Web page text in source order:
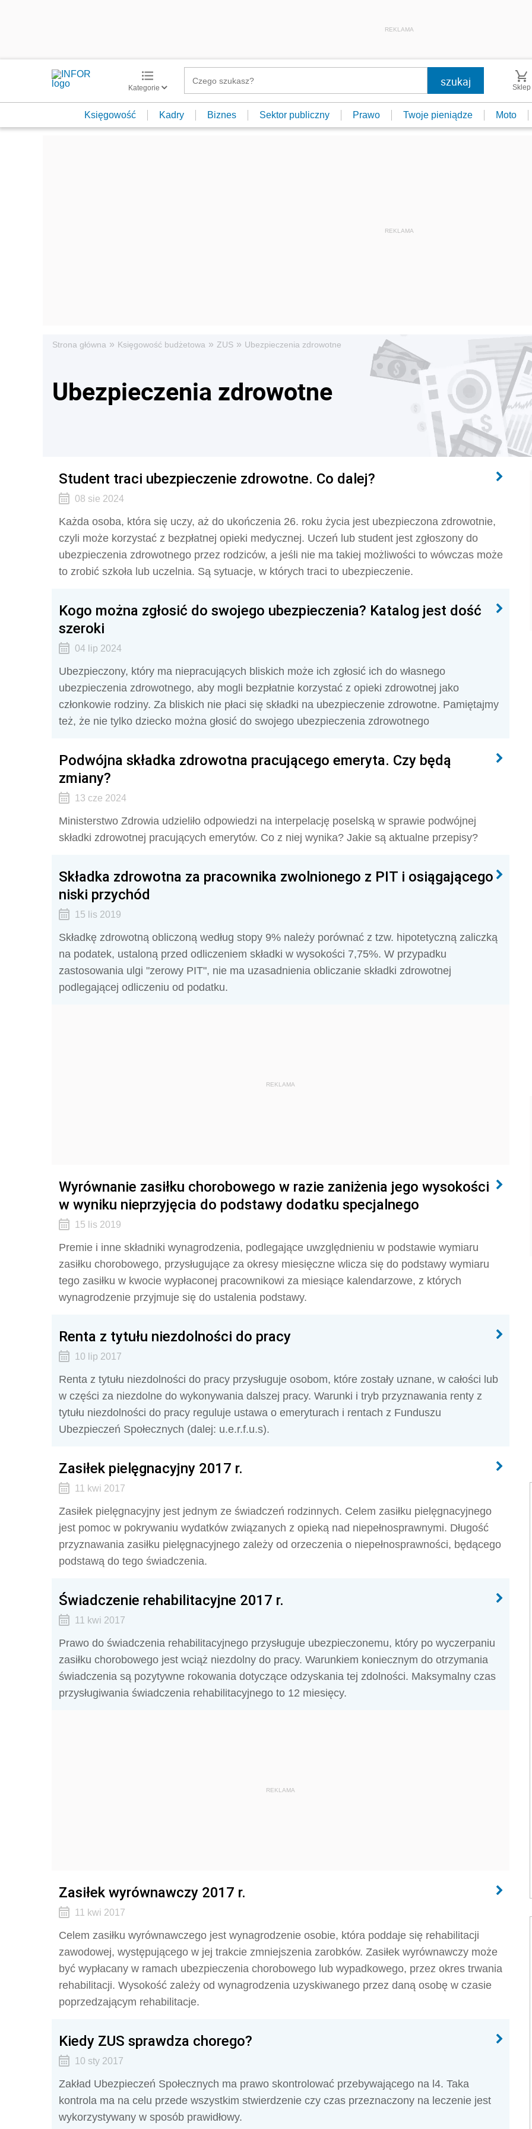
REKLAMA
Kategorie Sklep
Księgowość Kadry Biznes Sektor publiczny Prawo Twoje pieniądze Moto
Strona główna » Księgowość budżetowa » ZUS » Ubezpieczenia zdrowotne
Ubezpieczenia zdrowotne
Student traci ubezpieczenie zdrowotne. Co dalej?
08 sie 2024
Każda osoba, która się uczy, aż do ukończenia 26. roku życia jest ubezpieczona zdrowotnie,
czyli może korzystać z bezpłatnej opieki medycznej. Uczeń lub student jest zgłoszony do
ubezpieczenia zdrowotnego przez rodziców, a jeśli nie ma takiej możliwości to wówczas może
to zrobić szkoła lub uczelnia. Są sytuacje, w których traci to ubezpieczenie.
Kogo można zgłosić do swojego ubezpieczenia? Katalog jest dość
szeroki
04 lip 2024
Ubezpieczony, który ma niepracujących bliskich może ich zgłosić ich do własnego
ubezpieczenia zdrowotnego, aby mogli bezpłatnie korzystać z opieki zdrowotnej jako
członkowie rodziny. Za bliskich nie płaci się składki na ubezpieczenie zdrowotne. Pamiętajmy
też, że nie tylko dziecko można głosić do swojego ubezpieczenia zdrowotnego
Podwójna składka zdrowotna pracującego emeryta. Czy będą
zmiany?
13 cze 2024
Ministerstwo Zdrowia udzieliło odpowiedzi na interpelację poselską w sprawie podwójnej
składki zdrowotnej pracujących emerytów. Co z niej wynika? Jakie są aktualne przepisy?
Składka zdrowotna za pracownika zwolnionego z PIT i osiągającego
niski przychód
15 lis 2019
Składkę zdrowotną obliczoną według stopy 9% należy porównać z tzw. hipotetyczną zaliczką
na podatek, ustaloną przed odliczeniem składki w wysokości 7,75%. W przypadku
zastosowania ulgi "zerowy PIT", nie ma uzasadnienia obliczanie składki zdrowotnej
podlegającej odliczeniu od podatku.
REKLAMA
Wyrównanie zasiłku chorobowego w razie zaniżenia jego wysokości
w wyniku nieprzyjęcia do podstawy dodatku specjalnego
15 lis 2019
Premie i inne składniki wynagrodzenia, podlegające uwzględnieniu w podstawie wymiaru
zasiłku chorobowego, przysługujące za okresy miesięczne wlicza się do podstawy wymiaru
tego zasiłku w kwocie wypłaconej pracownikowi za miesiące kalendarzowe, z których
wynagrodzenie przyjmuje się do ustalenia podstawy.
Renta z tytułu niezdolności do pracy
10 lip 2017
Renta z tytułu niezdolności do pracy przysługuje osobom, które zostały uznane, w całości lub
w części za niezdolne do wykonywania dalszej pracy. Warunki i tryb przyznawania renty z
tytułu niezdolności do pracy reguluje ustawa o emeryturach i rentach z Funduszu
Ubezpieczeń Społecznych (dalej: u.e.r.f.u.s).
Zasiłek pielęgnacyjny 2017 r.
11 kwi 2017
Zasiłek pielęgnacyjny jest jednym ze świadczeń rodzinnych. Celem zasiłku pielęgnacyjnego
jest pomoc w pokrywaniu wydatków związanych z opieką nad niepełnosprawnymi. Długość
przyznawania zasiłku pielęgnacyjnego zależy od orzeczenia o niepełnosprawności, będącego
podstawą do tego świadczenia.
Świadczenie rehabilitacyjne 2017 r.
11 kwi 2017
Prawo do świadczenia rehabilitacyjnego przysługuje ubezpieczonemu, który po wyczerpaniu
zasiłku chorobowego jest wciąż niezdolny do pracy. Warunkiem koniecznym do otrzymania
świadczenia są pozytywne rokowania dotyczące odzyskania tej zdolności. Maksymalny czas
przysługiwania świadczenia rehabilitacyjnego to 12 miesięcy.
REKLAMA
Zasiłek wyrównawczy 2017 r.
11 kwi 2017
Celem zasiłku wyrównawczego jest wynagrodzenie osobie, która poddaje się rehabilitacji
zawodowej, występującego w jej trakcie zmniejszenia zarobków. Zasiłek wyrównawczy może
być wypłacany w ramach ubezpieczenia chorobowego lub wypadkowego, przez okres trwania
rehabilitacji. Wysokość zależy od wynagrodzenia uzyskiwanego przez daną osobę w czasie
poprzedzającym rehabilitacje.
Kiedy ZUS sprawdza chorego?
10 sty 2017
Zakład Ubezpieczeń Społecznych ma prawo skontrolować przebywającego na l4. Taka
kontrola ma na celu przede wszystkim stwierdzenie czy czas przeznaczony na leczenie jest
wykorzystywany w sposób prawidłowy.